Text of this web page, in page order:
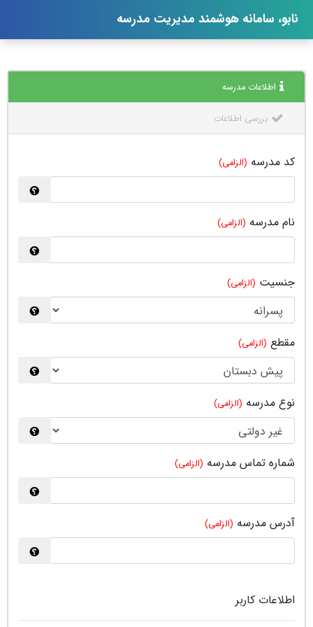
نابو، سامانه هوشمند مدیریت مدرسه
اطلاعات مدرسه
بررسی اطلاعات
کد مدرسه (الزامی)
نام مدرسه (الزامی)
جنسیت (الزامی)
مقطع (الزامی)
نوع مدرسه (الزامی)
شماره تماس مدرسه (الزامی)
آدرس مدرسه (الزامی)
اطلاعات کاربر